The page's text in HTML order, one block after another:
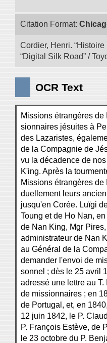
Citation Format:
Cordier, Henri.
“Digital Silk Road” /
OCR Text
Missions étrangères
sionnaires jésuites à
des Lazaristes,
de la Compagnie de
vu la décadence de
K'ing. Après la
Missions étrangères
duellement leurs
jusqu'en Corée. Luïgi
Toung et de Ho Nan,
de Nan King, Mgr
administrateur de Nan
au Général de la
demander l'envoi de
sonnel ; dès le 25 avril
adressé une lettre au
de missionnaires ; en
de Portugal, et, en
12 juin 1842, le P.
P. François Estève, de
le 23 octobre du P.